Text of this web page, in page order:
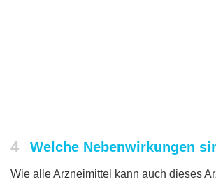
4 Welche Nebenwirkungen
Wie alle Arzneimittel kann auch dieses